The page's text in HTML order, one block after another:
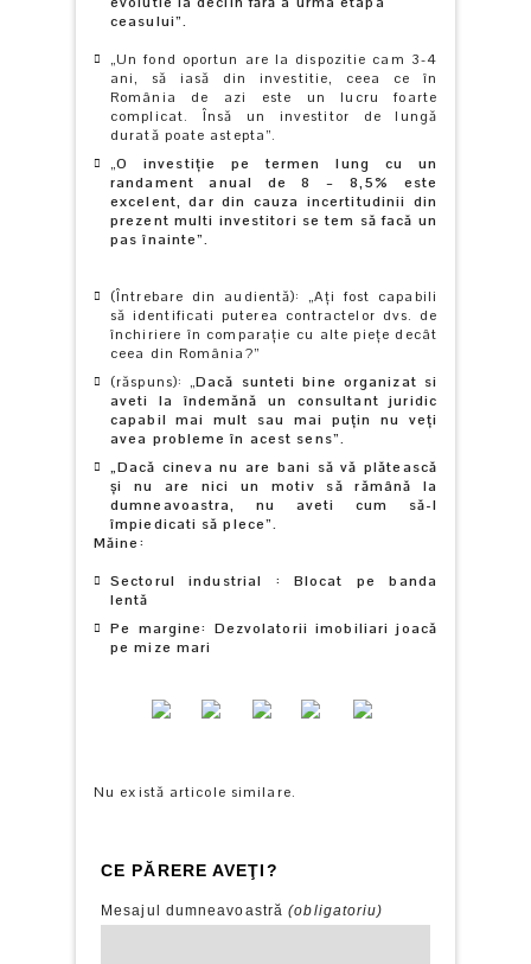
ceasului”.
„Un fond oportun are la dispozitie cam 3-4
ani, să iasă din investitie, ceea ce în
România de azi este un lucru foarte
complicat. Însă un investitor de lungă
durată poate astepta”.
„O investiţie pe termen lung cu un
randament anual de 8 – 8,5% este
excelent, dar din cauza incertitudinii din
prezent multi investitori se tem să facă un
pas înainte”.
(Întrebare din audientă): „Aţi fost capabili
să identificati puterea contractelor dvs. de
închiriere în comparaţie cu alte pieţe decât
ceea din România?”
(răspuns): „Dacă sunteti bine organizat si
aveti la îndemănă un consultant juridic
capabil mai mult sau mai puţin nu veţi
avea probleme în acest sens”.
„Dacă cineva nu are bani să vă plătească
şi nu are nici un motiv să rămână la
dumneavoastra, nu aveti cum să-l
împiedicati să plece”.
Măine:
Sectorul industrial : Blocat pe banda
lentă
Pe margine: Dezvolatorii imobiliari joacă
pe mize mari
Nu există articole similare.
CE PĂRERE AVEŢI?
Mesajul dumneavoastră (obligatoriu)